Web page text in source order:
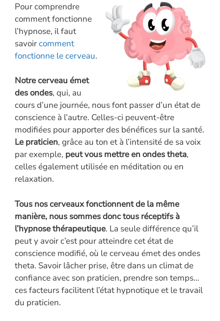
Pour comprendre
comment fonctionne
l’hypnose, il faut
savoircomment
fonctionne le cerveau.
Notre cerveau émet
des ondes, qui, au
cours d’une journée, nous font passer d’un état de
conscience à l’autre. Celles-ci peuvent-être
modifiées pour apporter des bénéfices sur la santé.
Le praticien, grâce au ton et à l’intensité de sa voix
par exemple, peut vous mettre en ondes theta,
celles également utilisée en méditation ou en
relaxation.
Tous nos cerveaux fonctionnent de la même
manière, nous sommes donc tous réceptifs à
l’hypnose thérapeutique. La seule différence qu’il
peut y avoir c’est pour atteindre cet état de
conscience modifié, où le cerveau émet des ondes
theta. Savoir lâcher prise, être dans un climat de
confiance avec son praticien, prendre son temps…
ces facteurs facilitent l’état hypnotique et le travail
du praticien.